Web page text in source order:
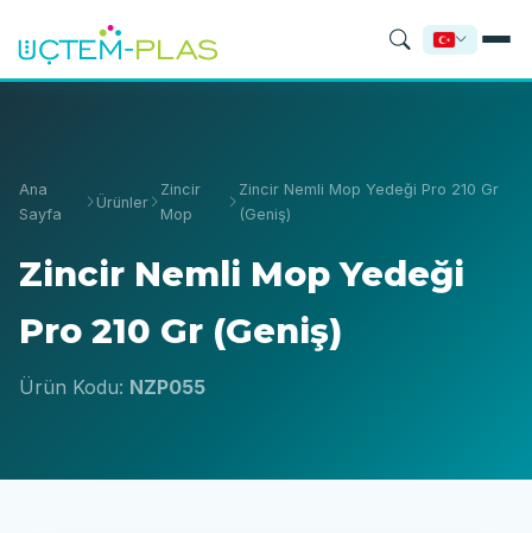
Ana
Sayfa
Ürünler
Zincir
Mop
Zincir Nemli Mop Yedeği Pro 210 Gr
(Geniş)
Zincir Nemli Mop Yedeği
Pro 210 Gr (Geniş)
Ürün Kodu: NZP055